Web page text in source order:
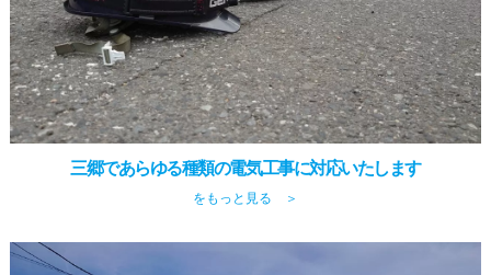
三郷であらゆる種類の電気工事に対応いたします
をもっと見る ＞